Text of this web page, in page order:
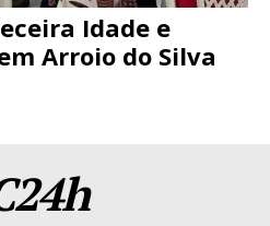
Idade e
Arroio do Silva